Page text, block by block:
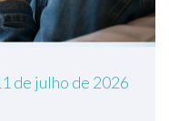
de julho de 2026